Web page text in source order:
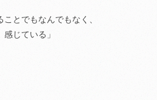
とでもなんでもなく、
じている」